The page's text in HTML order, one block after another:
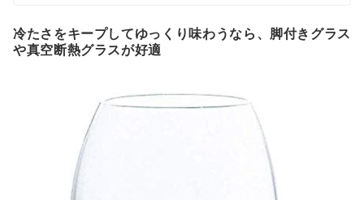
冷たさをキープしてゆっくり味わうなら、脚付きグラス
や真空断熱グラスが好適